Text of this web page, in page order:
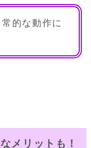
的な動作に
メリットも！